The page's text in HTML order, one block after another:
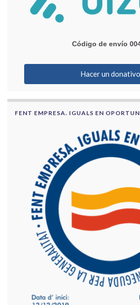
Código de envío
Hacer un donativo
FENT EMPRESA. IGUALS EN